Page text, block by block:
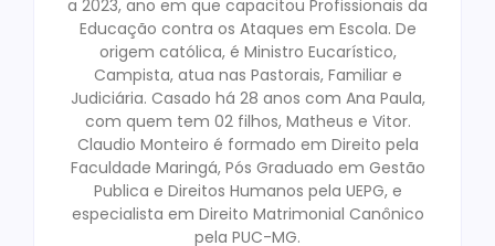
a 2023, ano em que capacitou Profissionais da
Educação contra os Ataques em Escola. De
origem católica, é Ministro Eucarístico,
Campista, atua nas Pastorais, Familiar e
Judiciária. Casado há 28 anos com Ana Paula,
com quem tem 02 filhos, Matheus e Vitor.
Claudio Monteiro é formado em Direito pela
Faculdade Maringá, Pós Graduado em Gestão
Publica e Direitos Humanos pela UEPG, e
especialista em Direito Matrimonial Canônico
pela PUC-MG.